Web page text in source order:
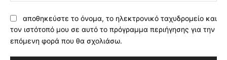
αποθηκεύστε το όνομα, το ηλεκτρονικό ταχυδρομείο και
τον ιστότοπό μου σε αυτό το πρόγραμμα περιήγησης για την
επόμενη φορά που θα σχολιάσω.